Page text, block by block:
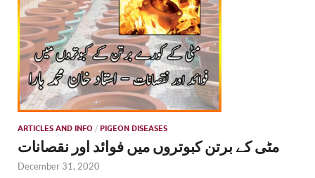
ARTICLES AND INFO / PIGEON DISEASES
مٹی کے برتن کبوتروں میں فوائد اور نقصانات
December 31, 2020